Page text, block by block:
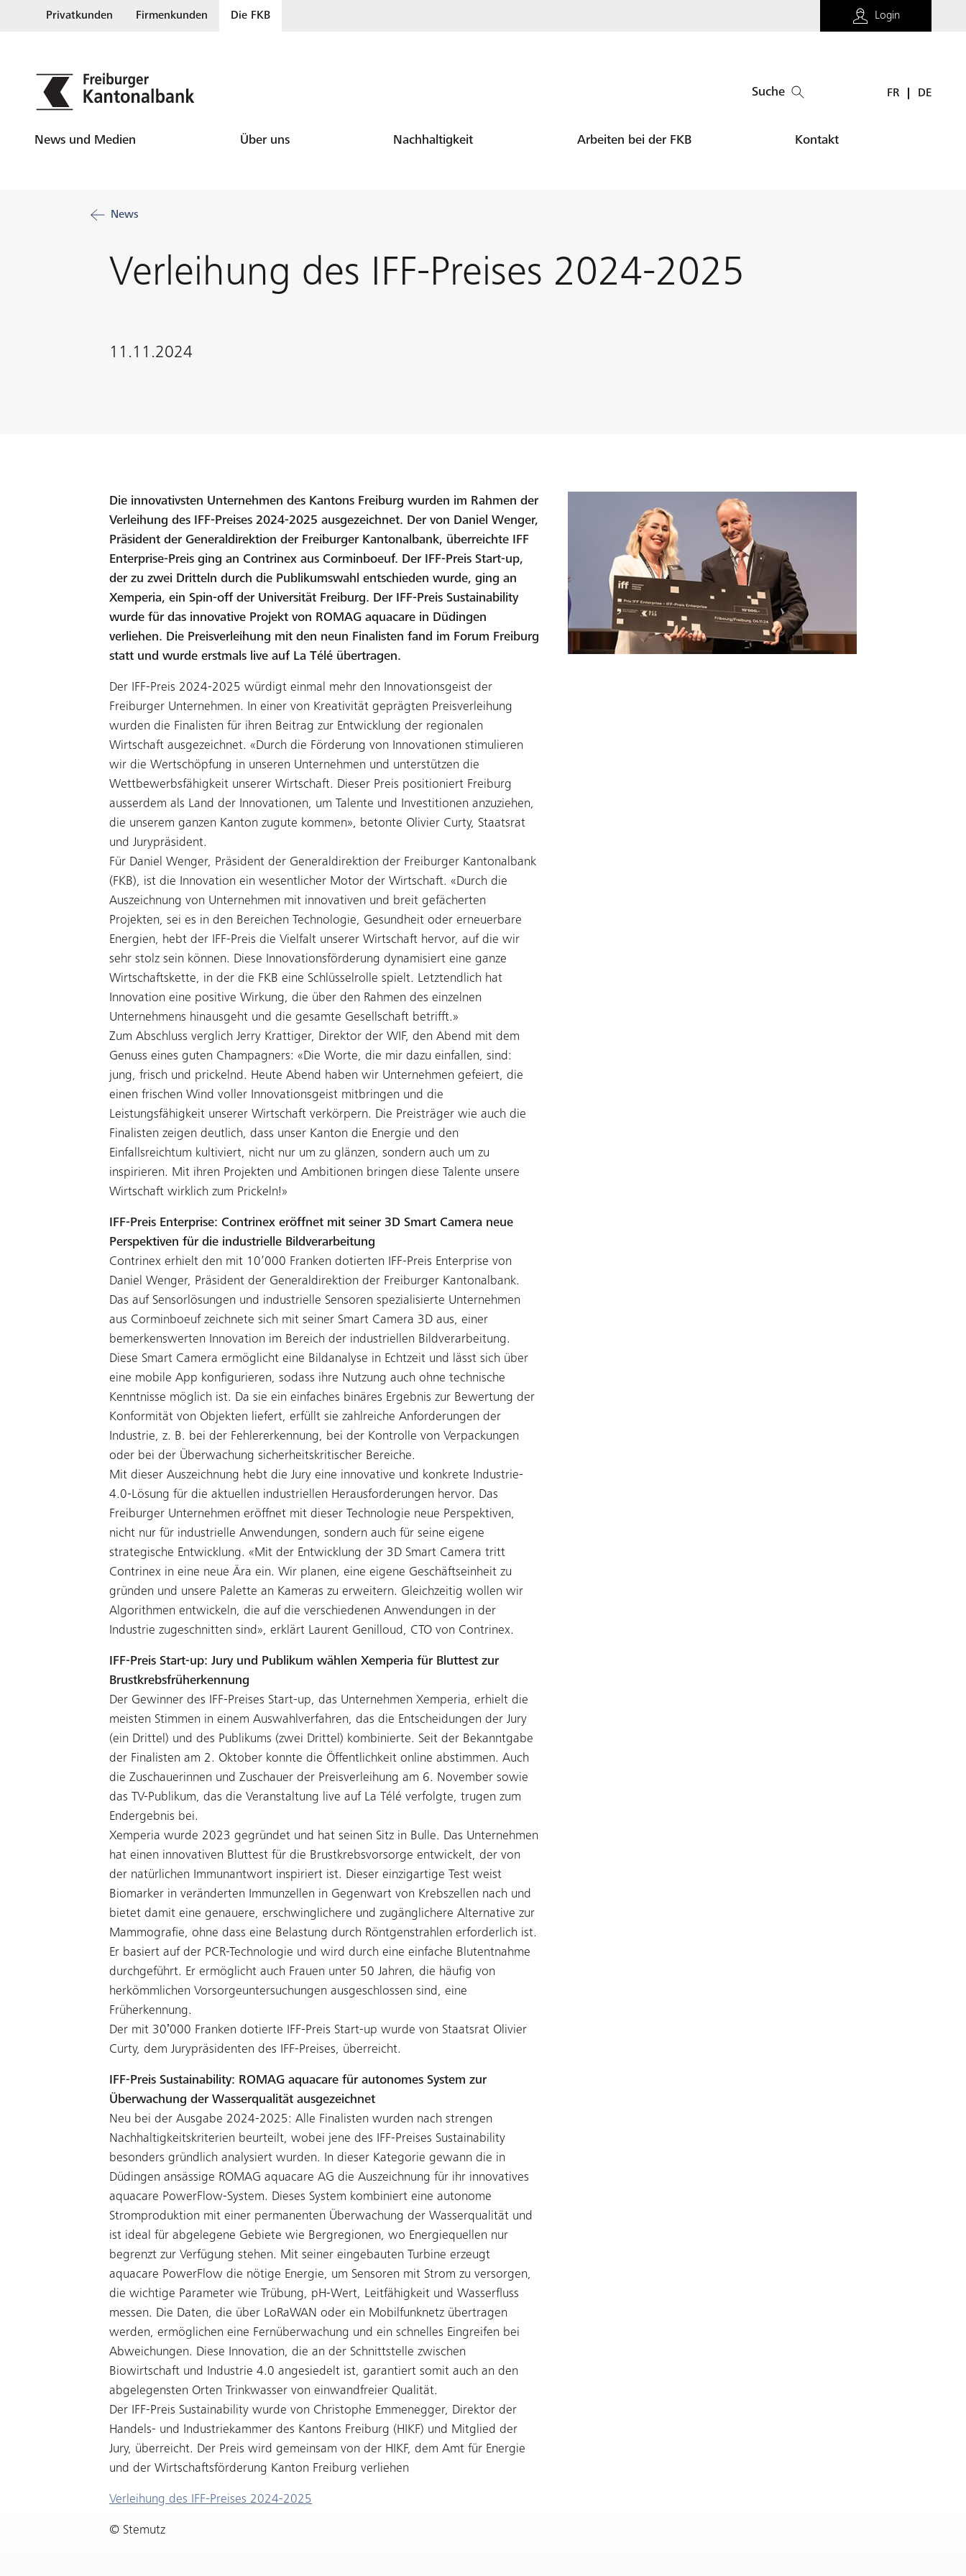
Privatkunden Firmenkunden Die FKB Login
Suche FR DE
News und Medien Über uns Nachhaltigkeit Arbeiten bei der FKB Kontakt
News
Verleihung des IFF-Preises 2024-2025
11.11.2024
Die innovativsten Unternehmen des Kantons Freiburg wurden im Rahmen der
Verleihung des IFF-Preises 2024-2025 ausgezeichnet. Der von Daniel Wenger,
Präsident der Generaldirektion der Freiburger Kantonalbank, überreichte IFF
Enterprise-Preis ging an Contrinex aus Corminboeuf. Der IFF-Preis Start-up,
der zu zwei Dritteln durch die Publikumswahl entschieden wurde, ging an
Xemperia, ein Spin-off der Universität Freiburg. Der IFF-Preis Sustainability
wurde für das innovative Projekt von ROMAG aquacare in Düdingen
verliehen. Die Preisverleihung mit den neun Finalisten fand im Forum Freiburg
statt und wurde erstmals live auf La Télé übertragen.
Der IFF-Preis 2024-2025 würdigt einmal mehr den Innovationsgeist der
Freiburger Unternehmen. In einer von Kreativität geprägten Preisverleihung
wurden die Finalisten für ihren Beitrag zur Entwicklung der regionalen
Wirtschaft ausgezeichnet. «Durch die Förderung von Innovationen stimulieren
wir die Wertschöpfung in unseren Unternehmen und unterstützen die
Wettbewerbsfähigkeit unserer Wirtschaft. Dieser Preis positioniert Freiburg
ausserdem als Land der Innovationen, um Talente und Investitionen anzuziehen,
die unserem ganzen Kanton zugute kommen», betonte Olivier Curty, Staatsrat
und Jurypräsident.
Für Daniel Wenger, Präsident der Generaldirektion der Freiburger Kantonalbank
(FKB), ist die Innovation ein wesentlicher Motor der Wirtschaft. «Durch die
Auszeichnung von Unternehmen mit innovativen und breit gefächerten
Projekten, sei es in den Bereichen Technologie, Gesundheit oder erneuerbare
Energien, hebt der IFF-Preis die Vielfalt unserer Wirtschaft hervor, auf die wir
sehr stolz sein können. Diese Innovationsförderung dynamisiert eine ganze
Wirtschaftskette, in der die FKB eine Schlüsselrolle spielt. Letztendlich hat
Innovation eine positive Wirkung, die über den Rahmen des einzelnen
Unternehmens hinausgeht und die gesamte Gesellschaft betrifft.»
Zum Abschluss verglich Jerry Krattiger, Direktor der WIF, den Abend mit dem
Genuss eines guten Champagners: «Die Worte, die mir dazu einfallen, sind:
jung, frisch und prickelnd. Heute Abend haben wir Unternehmen gefeiert, die
einen frischen Wind voller Innovationsgeist mitbringen und die
Leistungsfähigkeit unserer Wirtschaft verkörpern. Die Preisträger wie auch die
Finalisten zeigen deutlich, dass unser Kanton die Energie und den
Einfallsreichtum kultiviert, nicht nur um zu glänzen, sondern auch um zu
inspirieren. Mit ihren Projekten und Ambitionen bringen diese Talente unsere
Wirtschaft wirklich zum Prickeln!»
IFF-Preis Enterprise: Contrinex eröffnet mit seiner 3D Smart Camera neue
Perspektiven für die industrielle Bildverarbeitung
Contrinex erhielt den mit 10’000 Franken dotierten IFF-Preis Enterprise von
Daniel Wenger, Präsident der Generaldirektion der Freiburger Kantonalbank.
Das auf Sensorlösungen und industrielle Sensoren spezialisierte Unternehmen
aus Corminboeuf zeichnete sich mit seiner Smart Camera 3D aus, einer
bemerkenswerten Innovation im Bereich der industriellen Bildverarbeitung.
Diese Smart Camera ermöglicht eine Bildanalyse in Echtzeit und lässt sich über
eine mobile App konfigurieren, sodass ihre Nutzung auch ohne technische
Kenntnisse möglich ist. Da sie ein einfaches binäres Ergebnis zur Bewertung der
Konformität von Objekten liefert, erfüllt sie zahlreiche Anforderungen der
Industrie, z. B. bei der Fehlererkennung, bei der Kontrolle von Verpackungen
oder bei der Überwachung sicherheitskritischer Bereiche.
Mit dieser Auszeichnung hebt die Jury eine innovative und konkrete Industrie-
4.0-Lösung für die aktuellen industriellen Herausforderungen hervor. Das
Freiburger Unternehmen eröffnet mit dieser Technologie neue Perspektiven,
nicht nur für industrielle Anwendungen, sondern auch für seine eigene
strategische Entwicklung. «Mit der Entwicklung der 3D Smart Camera tritt
Contrinex in eine neue Ära ein. Wir planen, eine eigene Geschäftseinheit zu
gründen und unsere Palette an Kameras zu erweitern. Gleichzeitig wollen wir
Algorithmen entwickeln, die auf die verschiedenen Anwendungen in der
Industrie zugeschnitten sind», erklärt Laurent Genilloud, CTO von Contrinex.
IFF-Preis Start-up: Jury und Publikum wählen Xemperia für Bluttest zur
Brustkrebsfrüherkennung
Der Gewinner des IFF-Preises Start-up, das Unternehmen Xemperia, erhielt die
meisten Stimmen in einem Auswahlverfahren, das die Entscheidungen der Jury
(ein Drittel) und des Publikums (zwei Drittel) kombinierte. Seit der Bekanntgabe
der Finalisten am 2. Oktober konnte die Öffentlichkeit online abstimmen. Auch
die Zuschauerinnen und Zuschauer der Preisverleihung am 6. November sowie
das TV-Publikum, das die Veranstaltung live auf La Télé verfolgte, trugen zum
Endergebnis bei.
Xemperia wurde 2023 gegründet und hat seinen Sitz in Bulle. Das Unternehmen
hat einen innovativen Bluttest für die Brustkrebsvorsorge entwickelt, der von
der natürlichen Immunantwort inspiriert ist. Dieser einzigartige Test weist
Biomarker in veränderten Immunzellen in Gegenwart von Krebszellen nach und
bietet damit eine genauere, erschwinglichere und zugänglichere Alternative zur
Mammografie, ohne dass eine Belastung durch Röntgenstrahlen erforderlich ist.
Er basiert auf der PCR-Technologie und wird durch eine einfache Blutentnahme
durchgeführt. Er ermöglicht auch Frauen unter 50 Jahren, die häufig von
herkömmlichen Vorsorgeuntersuchungen ausgeschlossen sind, eine
Früherkennung.
Der mit 30ʼ000 Franken dotierte IFF-Preis Start-up wurde von Staatsrat Olivier
Curty, dem Jurypräsidenten des IFF-Preises, überreicht.
IFF-Preis Sustainability: ROMAG aquacare für autonomes System zur
Überwachung der Wasserqualität ausgezeichnet
Neu bei der Ausgabe 2024-2025: Alle Finalisten wurden nach strengen
Nachhaltigkeitskriterien beurteilt, wobei jene des IFF-Preises Sustainability
besonders gründlich analysiert wurden. In dieser Kategorie gewann die in
Düdingen ansässige ROMAG aquacare AG die Auszeichnung für ihr innovatives
aquacare PowerFlow-System. Dieses System kombiniert eine autonome
Stromproduktion mit einer permanenten Überwachung der Wasserqualität und
ist ideal für abgelegene Gebiete wie Bergregionen, wo Energiequellen nur
begrenzt zur Verfügung stehen. Mit seiner eingebauten Turbine erzeugt
aquacare PowerFlow die nötige Energie, um Sensoren mit Strom zu versorgen,
die wichtige Parameter wie Trübung, pH-Wert, Leitfähigkeit und Wasserfluss
messen. Die Daten, die über LoRaWAN oder ein Mobilfunknetz übertragen
werden, ermöglichen eine Fernüberwachung und ein schnelles Eingreifen bei
Abweichungen. Diese Innovation, die an der Schnittstelle zwischen
Biowirtschaft und Industrie 4.0 angesiedelt ist, garantiert somit auch an den
abgelegensten Orten Trinkwasser von einwandfreier Qualität.
Der IFF-Preis Sustainability wurde von Christophe Emmenegger, Direktor der
Handels- und Industriekammer des Kantons Freiburg (HIKF) und Mitglied der
Jury, überreicht. Der Preis wird gemeinsam von der HIKF, dem Amt für Energie
und der Wirtschaftsförderung Kanton Freiburg verliehen
Verleihung des IFF-Preises 2024-2025
© Stemutz